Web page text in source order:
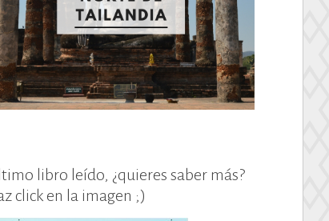
libro leído, ¿quieres saber más?
click en la imagen ;)